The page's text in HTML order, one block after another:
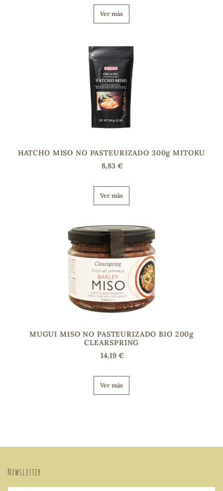
Ver más
HATCHO MISO NO PASTEURIZADO 300g MITOKU
8,83 €
Ver más
MUGUI MISO NO PASTEURIZADO BIO 200g
CLEARSPRING
14,19 €
Ver más
Newsletter